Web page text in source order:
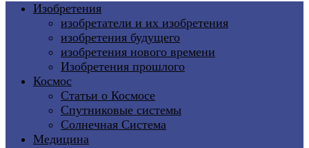
Изобретения
изобретатели и их изобретения
изобретения будущего
изобретения нового времени
Изобретения прошлого
Космос
Статьи о Космосе
Спутниковые системы
Солнечная Система
Медицина